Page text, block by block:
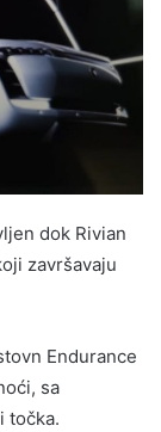
dok Rivian
završavaju
Endurance
sa
točka.